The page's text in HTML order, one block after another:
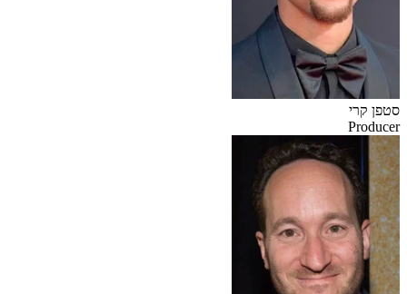
סטפן קרי
Producer